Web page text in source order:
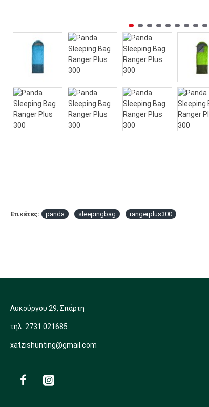
Ετικέτες: panda sleepingbag rangerplus300
Λυκούργου 29, Σπάρτη
τηλ. 2731 021685
xatzishunting@gmail.com